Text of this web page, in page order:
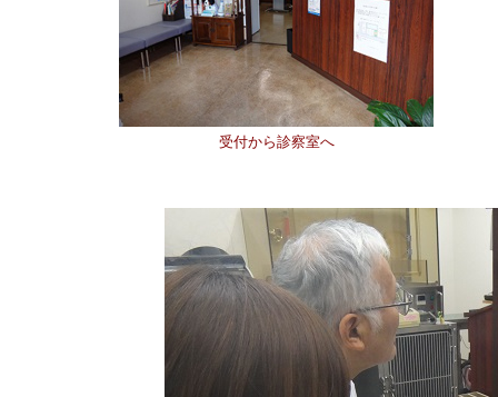
受付から診察室へ